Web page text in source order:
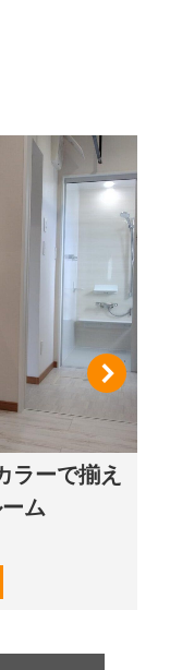
ラーで揃え
ム